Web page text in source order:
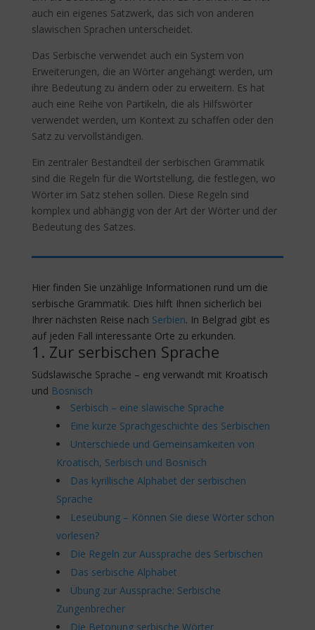
auch ein eigenes Satzwerk, das sich von anderen
slawischen Sprachen unterscheidet.
Das Serbische verwendet auch ein System von
Erweiterungen, die an Wörter angehängt werden, um
ihre Bedeutung zu ändern oder zu erweitern. Es hat
auch eine Reihe von Partikeln, die als Hilfswörter
verwendet werden, um Kontext zu schaffen oder den
Satz zu vervollständigen.
Ein zentraler Bestandteil der serbischen Grammatik
sind die Regeln für die Wortstellung, die festlegen, wo
Wörter im Satz stehen sollen. Diese Regeln sind
komplex und abhängig von der Art der Wörter und der
Bedeutung des Satzes.
Hier finden Sie unzählige Informationen rund um die
serbische Grammatik. Dies hilft Ihnen sicherlich bei
Ihrer nächsten Reise nach Serbien. In Belgrad gibt es
auf jeden Fall interessante Orte zu erkunden.
1. Zur serbischen Sprache
Südslawische Sprache – eng verwandt mit Kroatisch
und Bosnisch
Serbisch – eine slawische Sprache
Eine kurze Sprachgeschichte des Serbischen
Unterschiede und Gemeinsamkeiten von
Kroatisch, Serbisch und Bosnisch
Das kyrillische Alphabet der serbischen
Sprache
Leseübung – Können Sie diese Wörter schon
vorlesen?
Die Regeln zur Aussprache des Serbischen
Das serbische Alphabet
Übung zur Aussprache: Serbische
Zungenbrecher
Die Betonung serbische Wörter